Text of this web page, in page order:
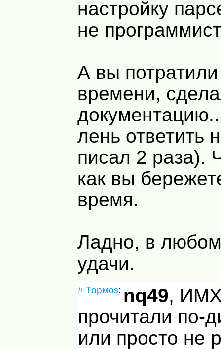
настройку
не
А вы потратили
времени,
лень ответить
писал 2 раза).
как вы
время.
Ладно, в
удачи.
# Тормоз: nq49,
прочитали по-
или просто не